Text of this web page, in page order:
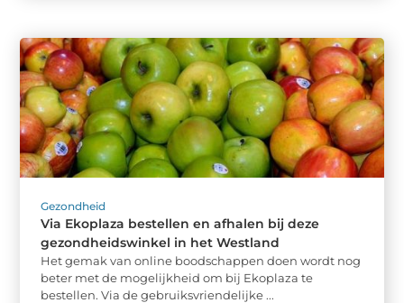
Gezondheid
Via Ekoplaza bestellen en afhalen bij deze
gezondheidswinkel in het Westland
Het gemak van online boodschappen doen wordt nog
beter met de mogelijkheid om bij Ekoplaza te
bestellen. Via de gebruiksvriendelijke ...